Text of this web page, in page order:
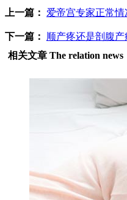
上一篇： 爱帝宫专家正常
下一篇：
顺产疼还是剖腹
相关文章 The relation news